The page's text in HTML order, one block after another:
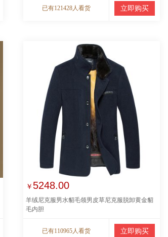
已有121428人看货 立即购买
￥ 5248.00
羊绒尼克服男水貂毛领男皮草尼克服脱卸黄金貂
毛内胆
已有110965人看货 立即购买